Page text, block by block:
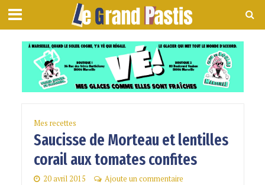
Mes recettes
Saucisse de Morteau et lentilles
corail aux tomates confites
20 avril 2015
Ajoute un commentaire